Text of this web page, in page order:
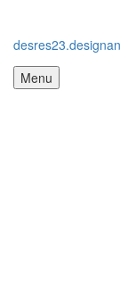
Menu